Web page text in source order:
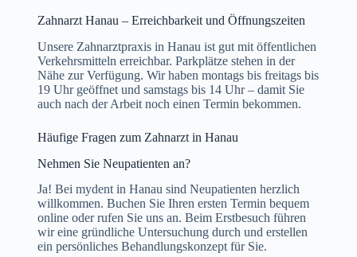
Zahnarzt Hanau – Erreichbarkeit und Öffnungszeiten
Unsere Zahnarztpraxis in Hanau ist gut mit öffentlichen
Verkehrsmitteln erreichbar. Parkplätze stehen in der
Nähe zur Verfügung. Wir haben montags bis freitags bis
19 Uhr geöffnet und samstags bis 14 Uhr – damit Sie
auch nach der Arbeit noch einen Termin bekommen.
Häufige Fragen zum Zahnarzt in Hanau
Nehmen Sie Neupatienten an?
Ja! Bei mydent in Hanau sind Neupatienten herzlich
willkommen. Buchen Sie Ihren ersten Termin bequem
online oder rufen Sie uns an. Beim Erstbesuch führen
wir eine gründliche Untersuchung durch und erstellen
ein persönliches Behandlungskonzept für Sie.